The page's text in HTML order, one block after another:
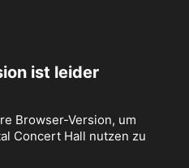
ist leider
Browser-Version, um
Concert Hall nutzen zu